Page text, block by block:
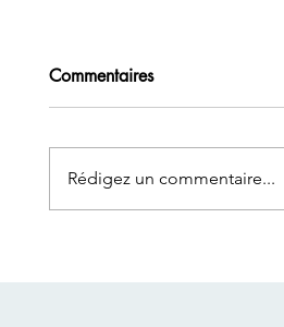
La clé de l'autolibération
Commentaires
Rédigez un commentaire...